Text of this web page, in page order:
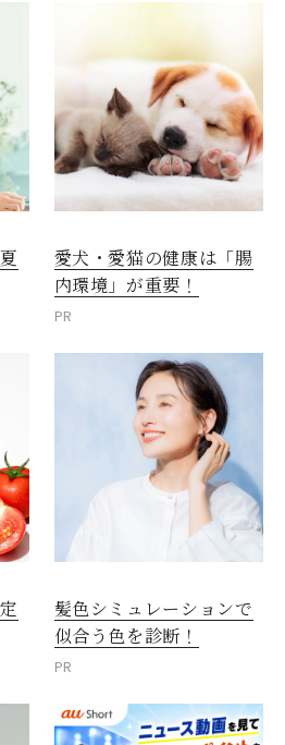
愛犬・愛猫の健康は「腸
内環境」が重要！
PR
髪色シミュレーションで
似合う色を診断！
PR